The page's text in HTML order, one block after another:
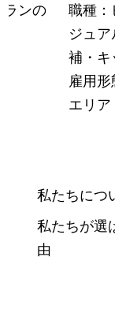
ランの
職種：
ジュ
補・キ
雇用
エリア
私たちにつ
私たちが選
由